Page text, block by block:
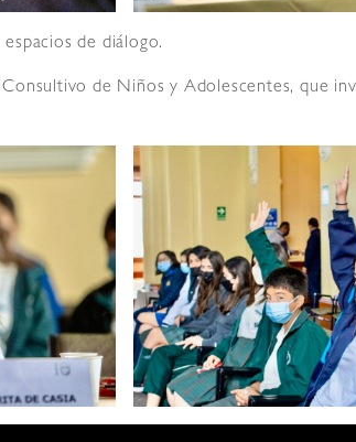
de diálogo.
de Niños y Adolescentes, que